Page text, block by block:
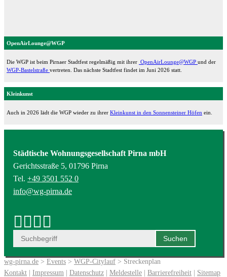
OpenAirLounge@WGP
Die WGP ist beim Pirnaer Stadtfest regelmäßig mit ihrer OpenAirLounge@WGP und der
WGP-Bastelstraße vertreten. Das nächste Stadtfest findet im Juni 2026 statt.
Kleinkunst
Auch in 2026 lädt die WGP wieder zu ihrer Kleinkunst in den Sonnensteiner Höfen ein.
Städtische Wohnungsgesellschaft Pirna mbH
Gerichtsstraße 5, 01796 Pirna
Tel. +49 3501 552 0
info@wg-pirna.de
wg-pirna.de > Events > WGP-Citylauf > Streckenplan
Kontakt | Impressum | Datenschutz | Meldestelle | Barrierefreiheit | Sitemap